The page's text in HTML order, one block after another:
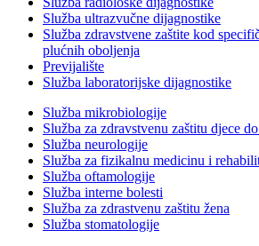
Služba ultrazvučne dijagnostike
Služba zdravstvene zaštite kod
plućnih oboljenja
Previjalište
Služba laboratorijske dijagnostike
Služba mikrobiologije
Služba za zdravstvenu zaštitu djece
Služba neurologije
Služba za fizikalnu medicinu i
Služba oftamologije
Služba interne bolesti
Služba za zdrastvenu zaštitu žena
Služba stomatologije